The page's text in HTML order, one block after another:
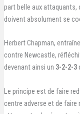
part belle aux attaquants,
doivent absolument se
Herbert Chapman,
contre Newcastle,
devenant ainsi un 3-2-2-3
Le principe est de faire
centre adverse et de faire